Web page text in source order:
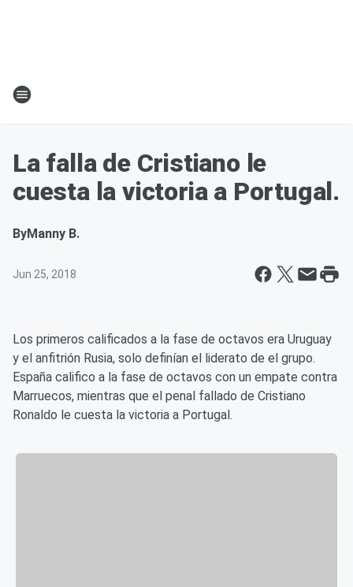
La falla de Cristiano le
cuesta la victoria a Portugal.
ByManny B.
Jun 25, 2018
Los primeros calificados a la fase de octavos era Uruguay
y el anfitrión Rusia, solo definían el liderato de el grupo.
España califico a la fase de octavos con un empate contra
Marruecos, mientras que el penal fallado de Cristiano
Ronaldo le cuesta la victoria a Portugal.